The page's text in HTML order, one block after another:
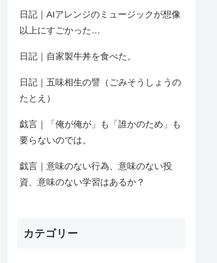
日記｜AIアレンジのミュージックが想像
以上にすごかった…
日記｜自家製牛丼を食べた。
日記｜五味相生の譬（ごみそうしょうの
たとえ）
戯言｜「俺が俺が」も「誰かのため」も
要らないのでは。
戯言｜意味のない行為、意味のない投
資、意味のない学習はあるか？
カテゴリー